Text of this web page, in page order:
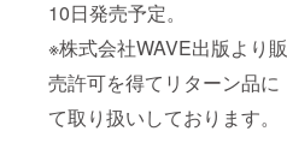
10日発売予定。
※株式会社WAVE出版より販
売許可を得てリターン品に
て取り扱いしております。